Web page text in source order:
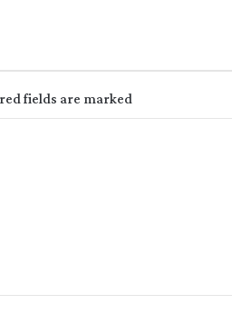
fields are marked